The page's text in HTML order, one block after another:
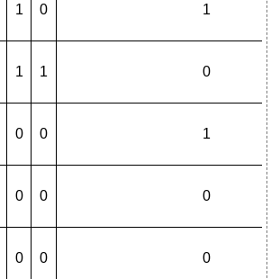
1 0 1
1 1 0
0 0 1
0 0 0
0 0 0